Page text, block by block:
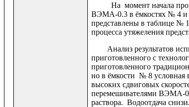
На момент начала
ВЭМА-0.3 в ёмкостях № 4 и
представлены в таблице №
процесса утяжеления
Анализ результатов
приготовленного с
приготовленного
но в ёмкости № 8 условная
высоких сдвиговых
перемешивателями ВЭМА-
раствора. Водоотдача